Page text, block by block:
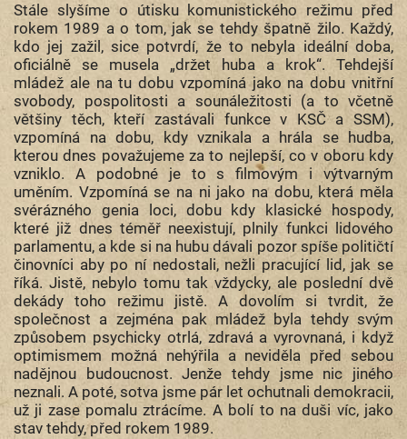
Stále slyšíme o útisku komunistického režimu před
rokem 1989 a o tom, jak se tehdy špatně žilo. Každý,
kdo jej zažil, sice potvrdí, že to nebyla ideální doba,
oficiálně se musela „držet huba a krok“. Tehdejší
mládež ale na tu dobu vzpomíná jako na dobu vnitřní
svobody, pospolitosti a sounáležitosti (a to včetně
většiny těch, kteří zastávali funkce v KSČ a SSM),
vzpomíná na dobu, kdy vznikala a hrála se hudba,
kterou dnes považujeme za to nejlepší, co v oboru kdy
vzniklo. A podobné je to s filmovým i výtvarným
uměním. Vzpomíná se na ni jako na dobu, která měla
svérázného genia loci, dobu kdy klasické hospody,
které již dnes téměř neexistují, plnily funkci lidového
parlamentu, a kde si na hubu dávali pozor spíše političtí
činovníci aby po ní nedostali, nežli pracující lid, jak se
říká. Jistě, nebylo tomu tak vždycky, ale poslední dvě
dekády toho režimu jistě. A dovolím si tvrdit, že
společnost a zejména pak mládež byla tehdy svým
způsobem psychicky otrlá, zdravá a vyrovnaná, i když
optimismem možná nehýřila a neviděla před sebou
nadějnou budoucnost. Jenže tehdy jsme nic jiného
neznali. A poté, sotva jsme pár let ochutnali demokracii,
už ji zase pomalu ztrácíme. A bolí to na duši víc, jako
stav tehdy, před rokem 1989.